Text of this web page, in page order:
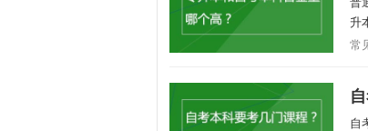
升
常
自